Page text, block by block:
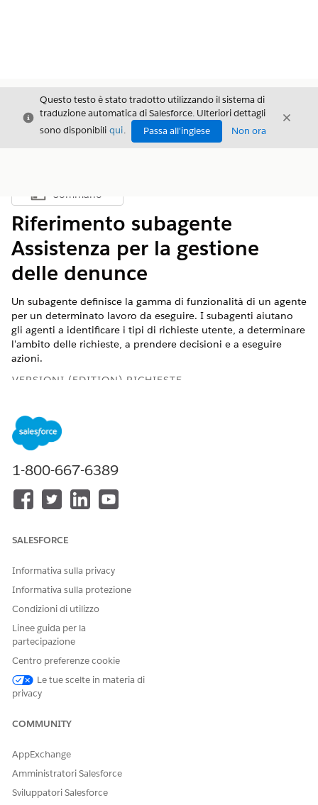
Chiudi
Questo testo è stato tradotto utilizzando il sistema di
traduzione automatica di Salesforce. Ulteriori dettagli
sono disponibili qui. Passa all'inglese Non ora
Chiudi
Mostra sommario
Sommario
Riferimento subagente
Assistenza per la gestione
delle denunce
Un subagente definisce la gamma di funzionalità di un agente
per un determinato lavoro da eseguire. I subagenti aiutano
gli agenti a identificare i tipi di richieste utente, a determinare
l'ambito delle richieste, a prendere decisioni e a eseguire
azioni.
VERSIONI (EDITION) RICHIESTE
Disponibile nelle versioni: Lightning Experience
Disponibile in: versioni
Edition e
Agentforce per Financial Services o inclusa nella versione
Agentforce 1 Financial Services Edition. Richiede che ogni
utente disponga del componente aggiuntivo Agentforce
per Financial Services per accedere all'azione.
Gli addetti alla gestione dei reclami possono utilizzare il
del reclamo di un cliente, dall'indagine alla risoluzione.
L'agente aiuta gli addetti all'analisi dei dettagli dei reclami
correnti e alla ricerca di reclami storici simili per
identificare strategie di risoluzione collaudate. Gli handler
possono anche generare note di risoluzione dei reclami
pronte per il controllo, aggiornare i record dei reclami e
creare bozze di risposte dei clienti.
Facci sapere, così possiamo migliorare!
1-800-667-6389
SALESFORCE
Informativa sulla privacy
Informativa sulla protezione
Condizioni di utilizzo
Linee guida per la
partecipazione
Centro preferenze cookie
Le tue scelte in materia di
privacy
COMMUNITY
AppExchange
Amministratori Salesforce
Sviluppatori Salesforce